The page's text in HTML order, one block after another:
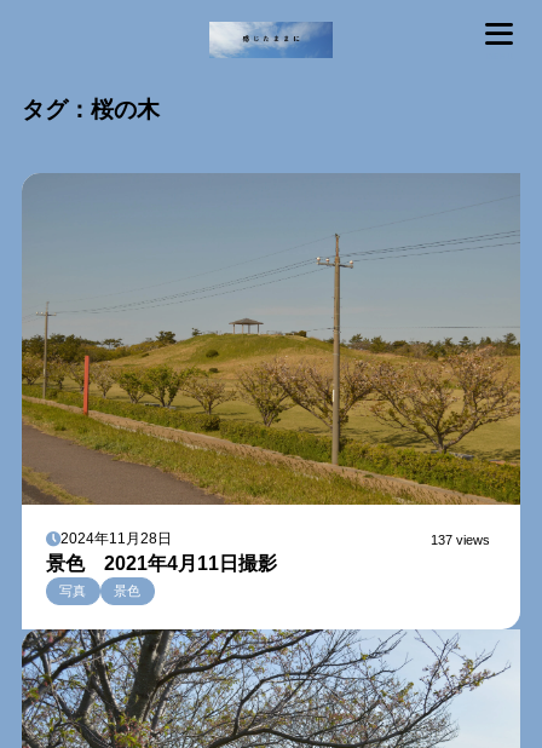
タグ：桜の木
2024年11月28日 137 views
景色 2021年4月11日撮影
写真 景色